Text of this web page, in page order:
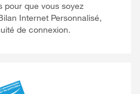
pour que vous soyez
Internet Personnalisé,
de connexion.